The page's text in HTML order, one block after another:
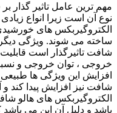
مهم ترین عامل تاثیر گذار
نوع آن است زیرا انواع
الکتروگیربکس های
ساخته می شوند. ویژگی
شافت تاثیرگذار است
خروجی ، توان خروجی و
افزایش این ویژگی ها
شافت نیز افزایش پیدا کند و
الکتروگیربکس های هالو
باشد و دلیل آن این می باشد